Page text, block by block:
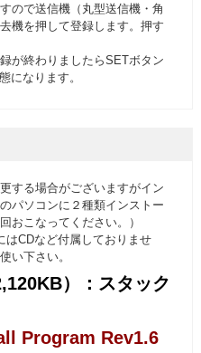
ので送信機（丸型送信機・角
機を押して登録します。押す
が終わりましたらSETボタン
になります。
する場合がございますがイン
パソコンに２種類インストー
おこなってください。）
はCDなど付属しておりませ
い下さい。
）：スタック
Program Rev1.6